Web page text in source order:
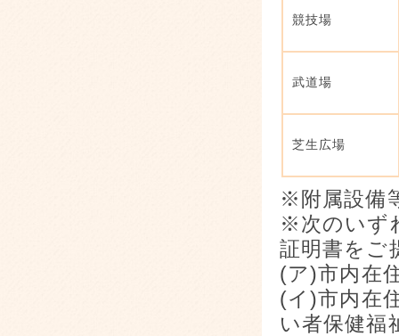
競技場
武道場
芝生広場
※附属設備
※次のいず
証明書をご
(ア)市内在
(イ)市内在
い者保健福